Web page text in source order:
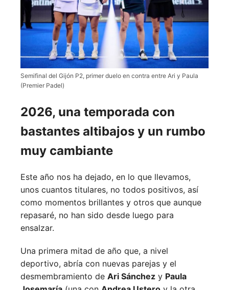
Semifinal del Gijón P2, primer duelo en contra entre Ari y Paula
(Premier Padel)
2026, una temporada con
bastantes altibajos y un rumbo
muy cambiante
Este año nos ha dejado, en lo que llevamos,
unos cuantos titulares, no todos positivos, así
como momentos brillantes y otros que aunque
repasaré, no han sido desde luego para
ensalzar.
Una primera mitad de año que, a nivel
deportivo, abría con nuevas parejas y el
desmembramiento de Ari Sánchez y Paula